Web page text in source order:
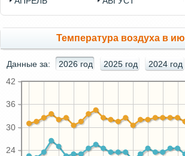
Температура воздуха в
Данные за: 2026 год 2025 год 2024 год
24
30
36
42